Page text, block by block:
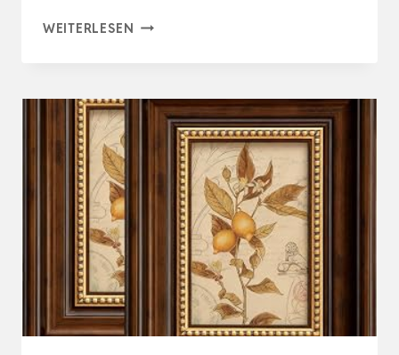
WEITERLESEN SUNLIT
ANTIK
BILDERRAHMEN
VINTAGE
FOTORAHMEN
MIT